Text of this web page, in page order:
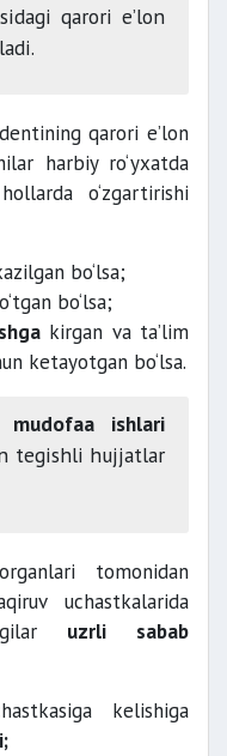
qarori e’lon
qarori e’lon
harbiy ro‘yxatda
o‘zgartirishi
bo‘lsa;
bo‘lsa;
kirgan va ta’lim
ketayotgan bo‘lsa.
mudofaa ishlari
tegishli hujjatlar
tomonidan
uchastkalarida
uzrli sabab
kelishiga